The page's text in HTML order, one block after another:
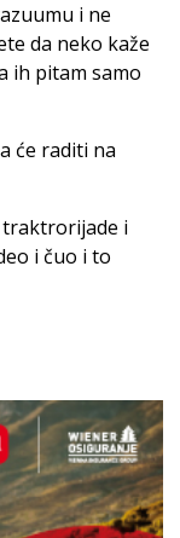
i ne
da neko kaže
ih pitam samo
će raditi na
traktrorijade i
i čuo i to